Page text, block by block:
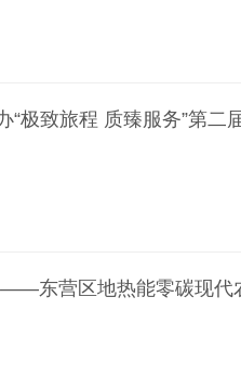
“极致旅程 质臻服务”第二
东营区地热能零碳现代